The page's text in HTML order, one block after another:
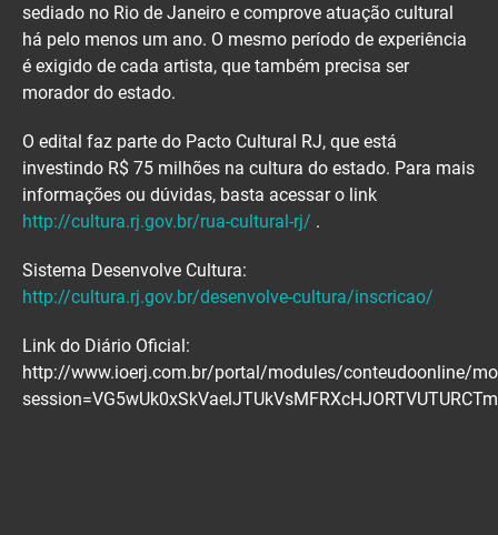
sediado no Rio de Janeiro e comprove atuação cultural
há pelo menos um ano. O mesmo período de experiência
é exigido de cada artista, que também precisa ser
morador do estado.
O edital faz parte do Pacto Cultural RJ, que está
investindo R$ 75 milhões na cultura do estado. Para mais
informações ou dúvidas, basta acessar o link
http://cultura.rj.gov.br/rua-cultural-rj/ .
Sistema Desenvolve Cultura:
http://cultura.rj.gov.br/desenvolve-cultura/inscricao/
Link do Diário Oficial:
http://www.ioerj.com.br/portal/modules/conteudoonline/